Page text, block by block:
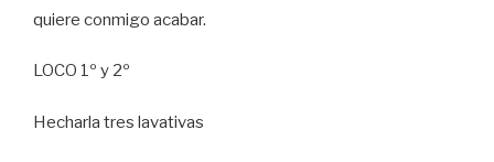
quiere conmigo acabar.
LOCO 1º y 2º
Hecharla tres lavativas